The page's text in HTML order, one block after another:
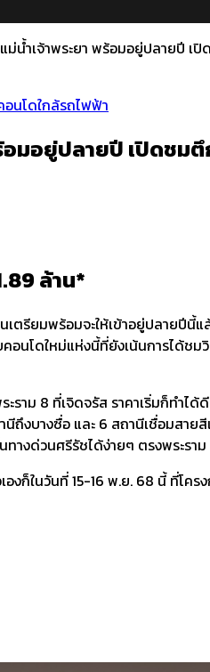
น้ำเจ้าพระยา พร้อมอยู่ปลายปี เ
อนโดใกล้รถไฟฟ้า
มอยู่ปลายปี เปิดชมตึ
ล้าน*
ตรียมพร้อมจะให้เข้าอยู่ปลายปี
ดใหม่แห่งนี้ที่ยังเน้นการได้ชม
ราม 8 ที่เจิดจรัส ราคาเริ่มก็ท
งบางซื่อ และ 6 สถานีเชื่อมสา
ทางด่วนศรีรัชได้ง่ายๆ ตรงพระรา
งก็ในวันที่ 15-16 พ.ย. 68 นี้ ที่